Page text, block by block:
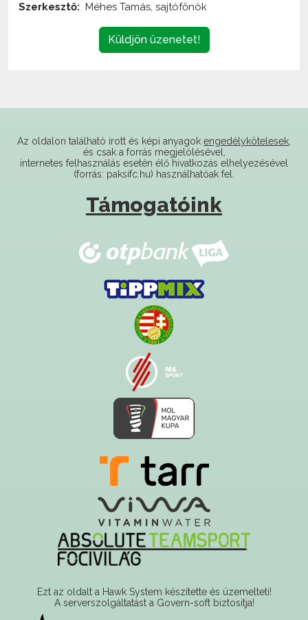
Küldjön üzenetet!
internetes felhasználás esetén élő hivatkozás elhelyezésével
(forrás: paksifc.hu) használhatóak fel.
Támogatóink
Ezt az oldalt a Hawk System készítette és üzemelteti!